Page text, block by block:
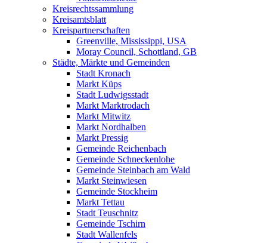
Kreisrechtssammlung
Kreisamtsblatt
Kreispartnerschaften
Greenville, Mississippi, USA
Moray Council, Schottland, GB
Städte, Märkte und Gemeinden
Stadt Kronach
Markt Küps
Stadt Ludwigsstadt
Markt Marktrodach
Markt Mitwitz
Markt Nordhalben
Markt Pressig
Gemeinde Reichenbach
Gemeinde Schneckenlohe
Gemeinde Steinbach am Wald
Markt Steinwiesen
Gemeinde Stockheim
Markt Tettau
Stadt Teuschnitz
Gemeinde Tschirn
Stadt Wallenfels